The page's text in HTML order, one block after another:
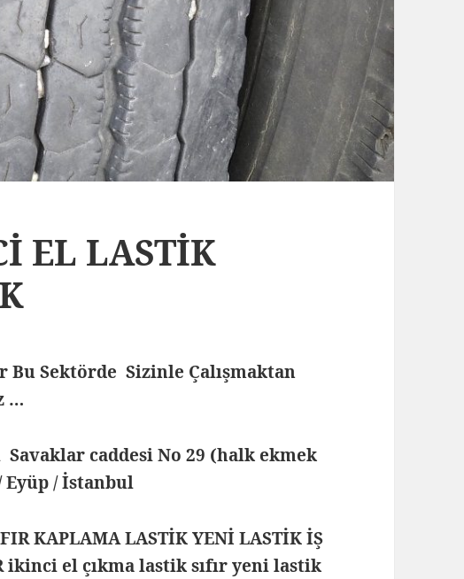
EL LASTİK
Bu Sektörde Sizinle Çalışmaktan
…
caddesi No 29 (halk ekmek
Eyüp / İstanbul
KAPLAMA LASTİK YENİ LASTİK İŞ
ikinci el çıkma lastik sıfır yeni lastik